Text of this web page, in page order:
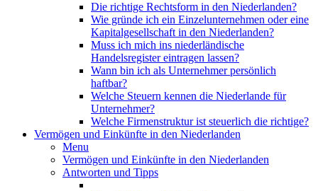
Die richtige Rechtsform in den Niederlanden?
Wie gründe ich ein Einzelunternehmen oder eine
Kapitalgesellschaft in den Niederlanden?
Muss ich mich ins niederländische
Handelsregister eintragen lassen?
Wann bin ich als Unternehmer persönlich
haftbar?
Welche Steuern kennen die Niederlande für
Unternehmer?
Welche Firmenstruktur ist steuerlich die richtige?
Vermögen und Einkünfte in den Niederlanden
Menu
Vermögen und Einkünfte in den Niederlanden
Antworten und Tipps